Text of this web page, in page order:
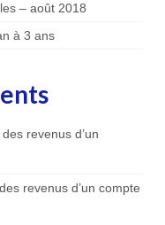
– août 2018
à 3 ans
revenus d’un
revenus d’un compte